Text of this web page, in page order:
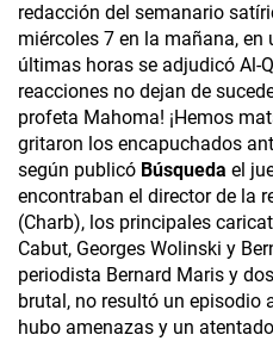
redacción del semanario
miércoles 7 en la mañana, en
últimas horas se adjudicó Al-
reacciones no dejan de
profeta Mahoma! ¡Hemos
gritaron los encapuchados
según publicó Búsqueda el
encontraban el director de la
(Charb), los principales
Cabut, Georges Wolinski y
periodista Bernard Maris y
brutal, no resultó un episodio
hubo amenazas y un